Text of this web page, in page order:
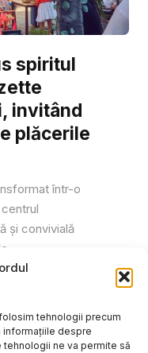
tehnologii precum
informațiile despre
ne va permite să
spiritul
invitând
plăcerile
într-o
și convivială